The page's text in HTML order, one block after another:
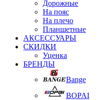
Дорожные
На пояс
На плечо
Планшетные
АКСЕССУАРЫ
СКИДКИ
Уценка
БРЕНДЫ
Bange
BOPAI